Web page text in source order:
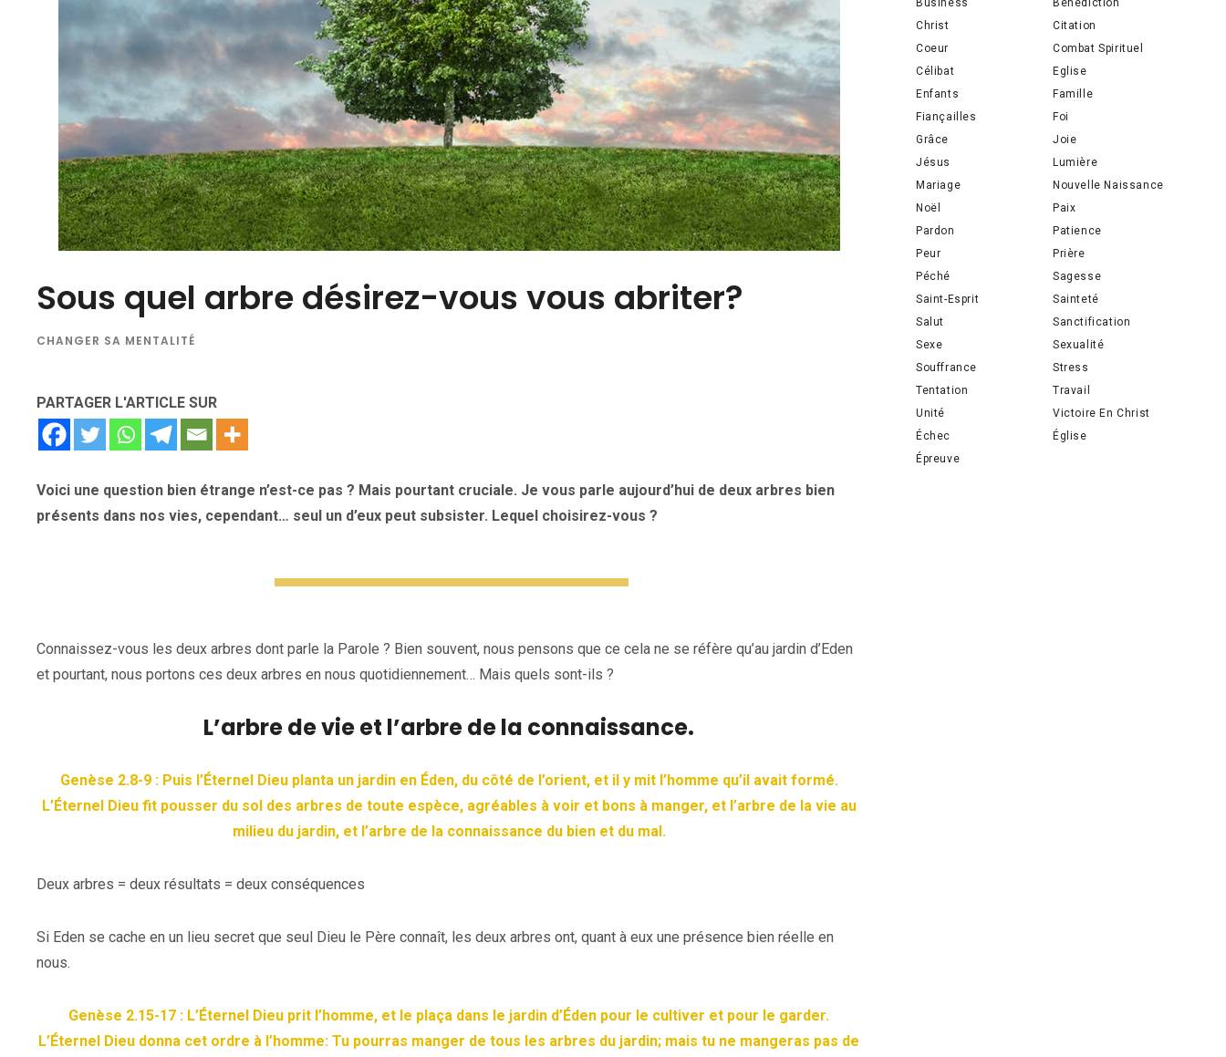
Sous quel arbre désirez-vous vous abriter?
CHANGER SA MENTALITÉ
PARTAGER L'ARTICLE SUR
Voici une question bien étrange n’est-ce pas ? Mais pourtant cruciale. Je vous parle aujourd’hui de deux arbres bien
présents dans nos vies, cependant… seul un d’eux peut subsister. Lequel choisirez-vous ?
Connaissez-vous les deux arbres dont parle la Parole ? Bien souvent, nous pensons que ce cela ne se réfère qu’au jardin d’Eden
et pourtant, nous portons ces deux arbres en nous quotidiennement… Mais quels sont-ils ?
L’arbre de vie et l’arbre de la connaissance.
Genèse 2.8-9 : Puis l’Éternel Dieu planta un jardin en Éden, du côté de l’orient, et il y mit l’homme qu’il avait formé.
L’Éternel Dieu fit pousser du sol des arbres de toute espèce, agréables à voir et bons à manger, et l’arbre de la vie au
milieu du jardin, et l’arbre de la connaissance du bien et du mal.
Deux arbres = deux résultats = deux conséquences
Si Eden se cache en un lieu secret que seul Dieu le Père connaît, les deux arbres ont, quant à eux une présence bien réelle en
nous.
Genèse 2.15-17 : L’Éternel Dieu prit l’homme, et le plaça dans le jardin d’Éden pour le cultiver et pour le garder.
L’Éternel Dieu donna cet ordre à l’homme: Tu pourras manger de tous les arbres du jardin; mais tu ne mangeras pas de
Business
Bénédiction
Christ
Citation
Coeur
Combat Spirituel
Célibat
Eglise
Enfants
Famille
Fiançailles
Foi
Grâce
Joie
Jésus
Lumière
Mariage
Nouvelle Naissance
Noël
Paix
Pardon
Patience
Peur
Prière
Péché
Sagesse
Saint-Esprit
Sainteté
Salut
Sanctification
Sexe
Sexualité
Souffrance
Stress
Tentation
Travail
Unité
Victoire En Christ
Échec
Église
Épreuve